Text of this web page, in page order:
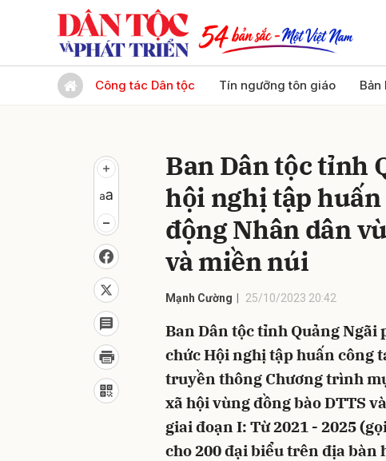
Công tác Dân tộc Tín ngưỡng tôn giáo Bản
Ban Dân tộc tỉnh
hội nghị tập
động Nhân dân
và miền núi
Mạnh Cường 25/10/2023 20:42
Ban Dân tộc tỉnh Quảng Ngãi
chức Hội nghị tập huấn công
truyền thông Chương trình
xã hội vùng đồng bào DTTS
giai đoạn I: Từ 2021 - 2025
cho 200 đại biểu trên địa bàn
Gửi